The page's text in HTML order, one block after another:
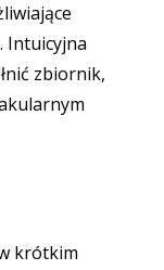
Intuicyjna
zbiornik,
krótkim